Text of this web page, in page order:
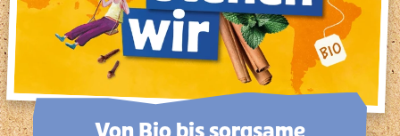
Von Bio bis sorg­same